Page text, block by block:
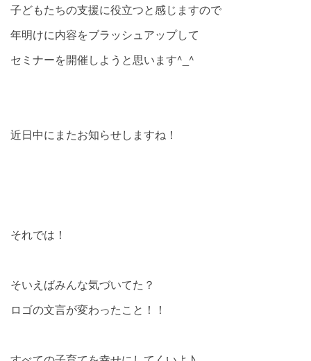
子どもたちの支援に役立つと感じますので
年明けに内容をブラッシュアップして
セミナーを開催しようと思います^_^
近日中にまたお知らせしますね！
それでは！
そいえばみんな気づいてた？
ロゴの文言が変わったこと！！